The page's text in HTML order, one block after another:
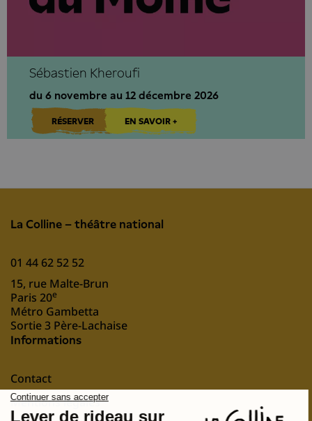
Sébastien Kheroufi
du 6 novembre au 12 décembre 2026
RÉSERVER EN SAVOIR +
La Colline – théâtre national
01 44 62 52 52
15, rue Malte-Brun
Paris 20e
Métro Gambetta
Sortie 3 Père-Lachaise
Informations
Contact
Mentions légales